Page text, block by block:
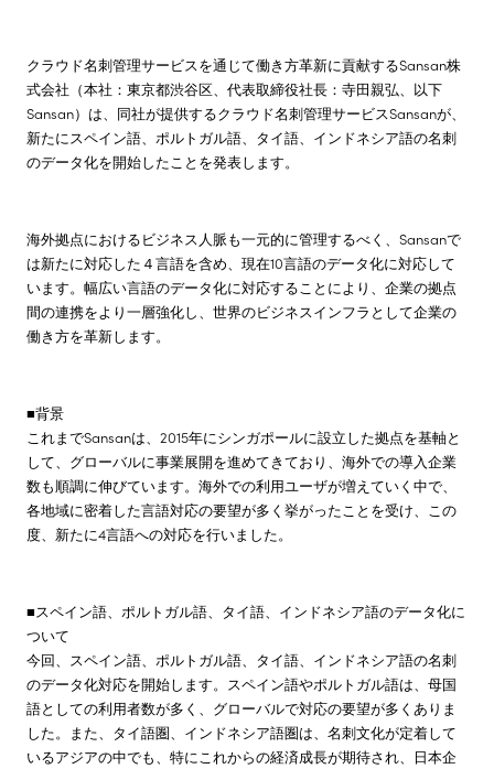
クラウド名刺管理サービスを通じて働き方革新に貢献するSansan株
式会社（本社：東京都渋谷区、代表取締役社長：寺田親弘、以下
Sansan）は、同社が提供するクラウド名刺管理サービスSansanが、
新たにスペイン語、ポルトガル語、タイ語、インドネシア語の名刺
のデータ化を開始したことを発表します。
海外拠点におけるビジネス人脈も一元的に管理するべく、Sansanで
は新たに対応した４言語を含め、現在10言語のデータ化に対応して
います。幅広い言語のデータ化に対応することにより、企業の拠点
間の連携をより一層強化し、世界のビジネスインフラとして企業の
働き方を革新します。
■背景
これまでSansanは、2015年にシンガポールに設立した拠点を基軸と
して、グローバルに事業展開を進めてきており、海外での導入企業
数も順調に伸びています。海外での利用ユーザが増えていく中で、
各地域に密着した言語対応の要望が多く挙がったことを受け、この
度、新たに4言語への対応を行いました。
■スペイン語、ポルトガル語、タイ語、インドネシア語のデータ化に
ついて
今回、スペイン語、ポルトガル語、タイ語、インドネシア語の名刺
のデータ化対応を開始します。スペイン語やポルトガル語は、母国
語としての利用者数が多く、グローバルで対応の要望が多くありま
した。また、タイ語圏、インドネシア語圏は、名刺文化が定着して
いるアジアの中でも、特にこれからの経済成長が期待され、日本企